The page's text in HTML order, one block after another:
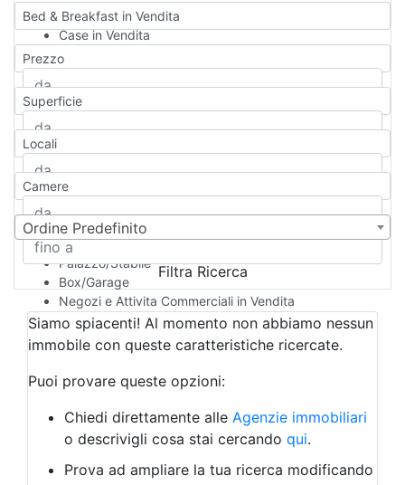
Bed & Breakfast in Vendita
Case in Vendita
Qualsiasi
Appartamento
Casa indipendente
Casa Semi-indipendente
Attico/Mansarda
Rustico/Casale
Camera d'Albergo
Multiproprietà
Palazzo/Stabile
Box/Garage
Negozi e Attivita Commerciali in Vendita
Qualsiasi
Attività/Licenza Commerciale
Azienda Agricola
Bar/Ristorante
Albergo
Laboratorio Artigianale
Negozio/locale commerciale
Agriturismo
Prezzo
Superficie
Locali
Camere
Ordine Predefinito
Filtra Ricerca
Siamo spiacenti! Al momento non abbiamo nessun
immobile con queste caratteristiche ricercate.
Puoi provare queste opzioni:
Chiedi direttamente alle Agenzie immobiliari
o descrivigli cosa stai cercando qui.
Prova ad ampliare la tua ricerca modificando